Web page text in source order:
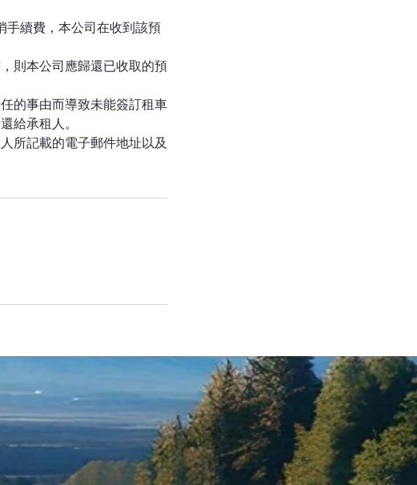
手續費，本公司在收到該預
則本公司應歸還已收取的預
的事由而導致未能簽訂租車
給承租人。
所記載的電子郵件地址以及